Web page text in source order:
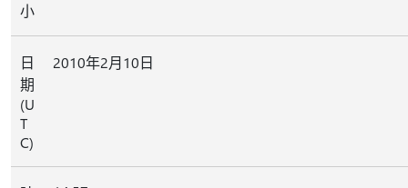
小
日
期
(U
T
C)
2010年2月10日